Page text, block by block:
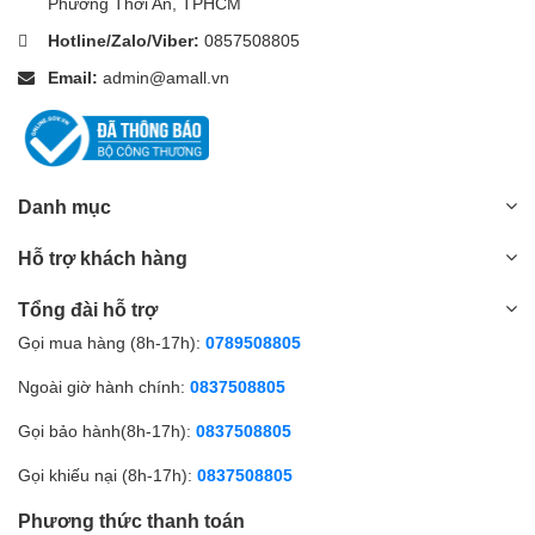
Hotline/Zalo/Viber: 0857508805
Email: admin@amall.vn
Danh mục
Hỗ trợ khách hàng
Tổng đài hỗ trợ
Gọi mua hàng (8h-17h): 0789508805
Ngoài giờ hành chính: 0837508805
Gọi bảo hành(8h-17h): 0837508805
Gọi khiếu nại (8h-17h): 0837508805
Phương thức thanh toán